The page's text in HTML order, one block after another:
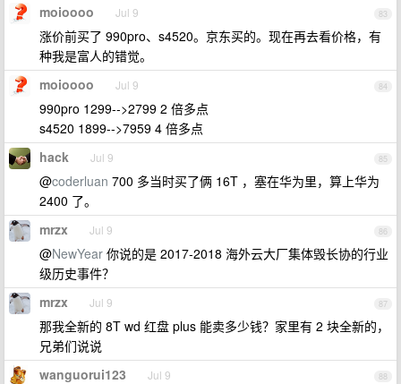
83
moioooo Jul 9
涨价前买了 990pro、s4520。京东买的。现在再去看价格，有
种我是富人的错觉。
84
moioooo Jul 9
990pro 1299-->2799 2 倍多点
s4520 1899-->7959 4 倍多点
85
hack Jul 9
@coderluan 700 多当时买了俩 16T ，塞在华为里，算上华为
2400 了。
86
mrzx Jul 9
@NewYear 你说的是 2017-2018 海外云大厂集体毁长协的行业
级历史事件？
87
mrzx Jul 9
那我全新的 8T wd 红盘 plus 能卖多少钱？家里有 2 块全新的，
兄弟们说说
88
wanguorui123 Jul 9